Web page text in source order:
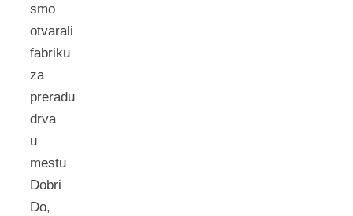
smo
otvarali
fabriku
za
preradu
drva
u
mestu
Dobri
Do,